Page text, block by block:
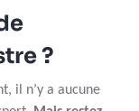
?
il n’y a aucune